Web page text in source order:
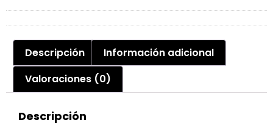
Descripción
Información adicional
Valoraciones (0)
Descripción